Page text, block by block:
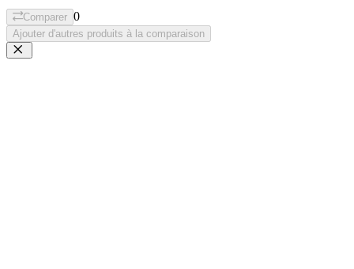
Comparer 0
Ajouter d'autres produits à la comparaison